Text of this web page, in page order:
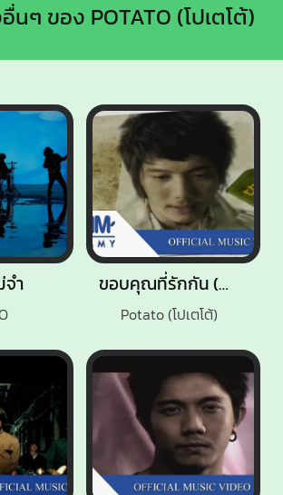
นๆ ของ POTATO (โปเตโต้)
จำ ขอบคุณที่รักกัน (Medium Version)
Potato (โปเตโต้)